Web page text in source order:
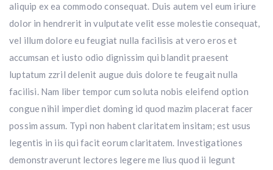
aliquip ex ea commodo consequat. Duis autem vel eum iriure
dolor in hendrerit in vulputate velit esse molestie consequat,
vel illum dolore eu feugiat nulla facilisis at vero eros et
accumsan et iusto odio dignissim qui blandit praesent
luptatum zzril delenit augue duis dolore te feugait nulla
facilisi. Nam liber tempor cum soluta nobis eleifend option
congue nihil imperdiet doming id quod mazim placerat facer
possim assum. Typi non habent claritatem insitam; est usus
legentis in iis qui facit eorum claritatem. Investigationes
demonstraverunt lectores legere me lius quod ii legunt